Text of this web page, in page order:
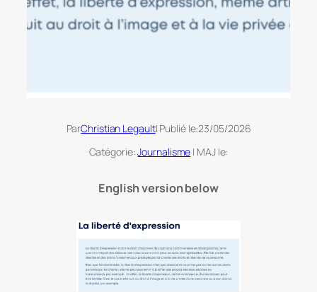
ParChristian Legault| Publié le:23/05/2026
Catégorie:Journalisme | MAJ le:
English version below